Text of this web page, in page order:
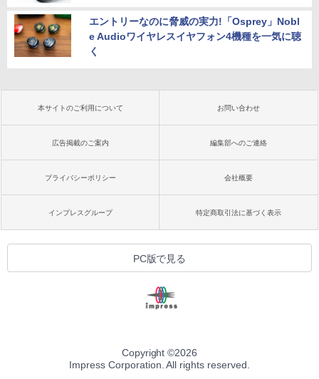
エントリーなのに脅威の実力!「Osprey」Nobl
e Audioワイヤレスイヤフォン4機種を一気に聴
く
本サイトのご利用について お問い合わせ
広告掲載のご案内 編集部へのご連絡
プライバシーポリシー 会社概要
インプレスグループ 特定商取引法に基づく表示
PC版で見る
Copyright ©2026
Impress Corporation. All rights reserved.